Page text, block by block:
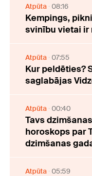
Atpūta 08:16
Kempings,
svinību vietai ir
Atpūta 07:55
Kur peldēties?
saglabājas
Atpūta 00:40
Tavs
horoskops par
dzimšanas
Atpūta 05:59